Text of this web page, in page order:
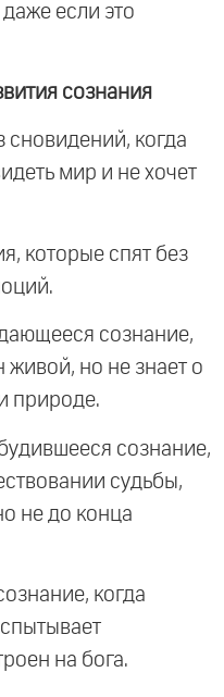
если это
сознания
сновидений, когда
мир и не хочет
которые спят без
сознание,
живой, но не знает о
природе.
сознание,
судьбы,
не до конца
когда
на бога.